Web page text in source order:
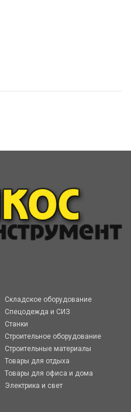
Складское оборудование
Спецодежда и СИЗ
Станки
Строительное оборудование
Строительные материалы
Товары для отдыха
Товары для офиса и дома
Электрика и свет